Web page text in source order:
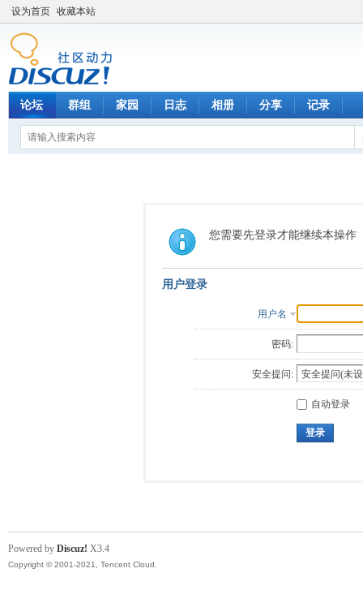
设为首页 收藏本站
论坛 群组 家园 日志 相册 分享 记录
您需要先登录才能继续本操作
用户登录
用户名
密码:
安全提问:
自动登录
登录
Powered by Discuz! X3.4
Copyright © 2001-2021, Tencent Cloud.